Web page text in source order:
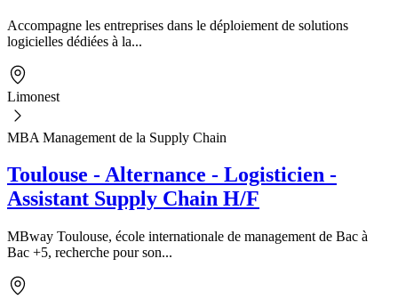
Accompagne les entreprises dans le déploiement de solutions
logicielles dédiées à la...
Limonest
MBA Management de la Supply Chain
Toulouse - Alternance - Logisticien -
Assistant Supply Chain H/F
MBway Toulouse, école internationale de management de Bac à
Bac +5, recherche pour son...